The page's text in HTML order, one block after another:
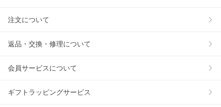
注文について
返品・交換・修理について
会員サービスについて
ギフトラッピングサービス